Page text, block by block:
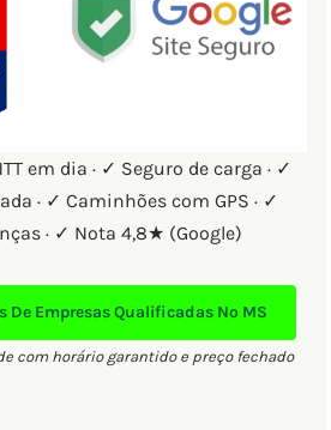
em dia · ✓ Seguro de carga · ✓
· ✓ Caminhões com GPS · ✓
· ✓ Nota 4,8★ (Google)
De Empresas Qualificadas No MS
com horário garantido e preço fechado